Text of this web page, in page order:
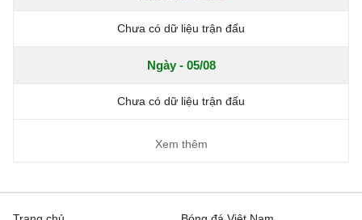
Chưa có dữ liệu trận đấu
Ngày - 05/08
Chưa có dữ liệu trận đấu
Xem thêm